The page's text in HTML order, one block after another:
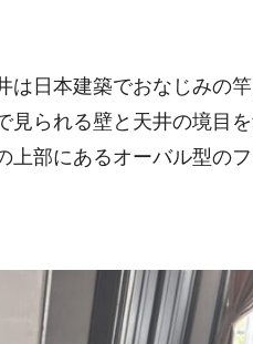
は日本建築でおなじみの
見られる壁と天井の境目
部にあるオーバル型の